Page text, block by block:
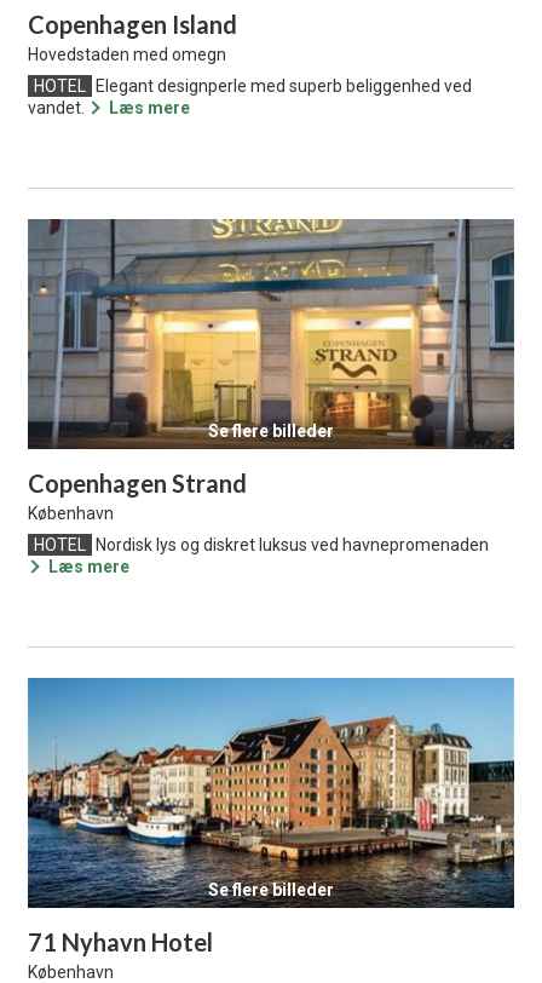
Copenhagen Island
Hovedstaden med omegn
HOTEL
Elegant designperle med superb beliggenhed ved
vandet.
Læs mere
Copenhagen Strand
København
HOTEL
Nordisk lys og diskret luksus ved havnepromenaden
Læs mere
Se flere billeder
71 Nyhavn Hotel
København
Se flere billeder